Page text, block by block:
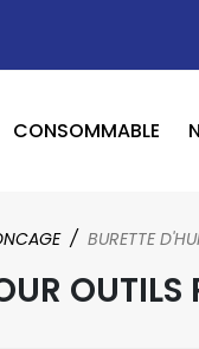
CONSOMMABLE
BURETTE